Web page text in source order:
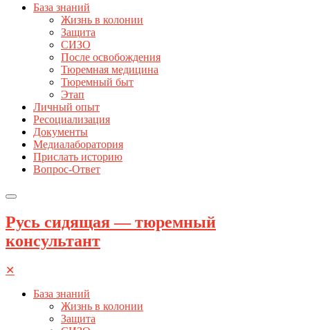
База знаний
Жизнь в колонии
Защита
СИЗО
После освобождения
Тюремная медицина
Тюремный быт
Этап
Личный опыт
Ресоциализация
Документы
Медиалаборатория
Прислать историю
Вопрос-Ответ
Русь сидящая — тюремный
консультант
✕
База знаний
Жизнь в колонии
Защита